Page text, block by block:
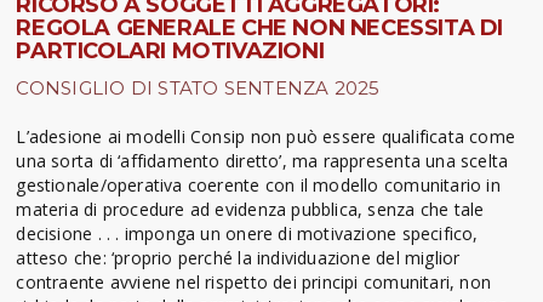
REGOLA GENERALE CHE NON NECESSITA DI
PARTICOLARI MOTIVAZIONI
CONSIGLIO DI STATO SENTENZA 2025
L’adesione ai modelli Consip non può essere qualificata come
una sorta di ‘affidamento diretto’, ma rappresenta una scelta
gestionale/operativa coerente con il modello comunitario in
materia di procedure ad evidenza pubblica, senza che tale
decisione . . . imponga un onere di motivazione specifico,
atteso che: ‘proprio perché la individuazione del miglior
contraente avviene nel rispetto dei principi comunitari, non